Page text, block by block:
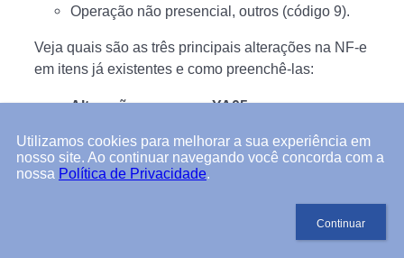
Operação não presencial, outros (código 9).
Veja quais são as três principais alterações na NF-e
em itens já existentes e como preenchê-las:
Alteração no campo YA05
Agora, neste campo, além do CNPJ da instituição
de pagamento, adquirente ou subadquirente, você
deve informar o CNPJ do intermediador de
pagamento da operação, caso ela seja processada
Utilizamos cookies para melhorar a sua experiência em
nosso site. Ao continuar navegando você concorda com a
nossa Política de Privacidade.